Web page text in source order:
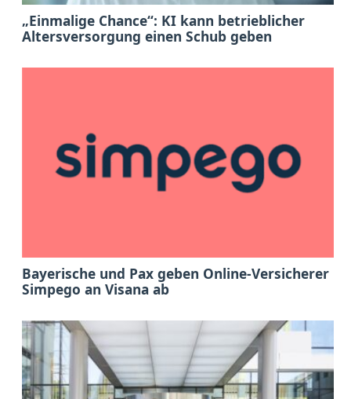
„Einmalige Chance“: KI kann betrieblicher
Altersversorgung einen Schub geben
Bayerische und Pax geben Online-Versicherer
Simpego an Visana ab